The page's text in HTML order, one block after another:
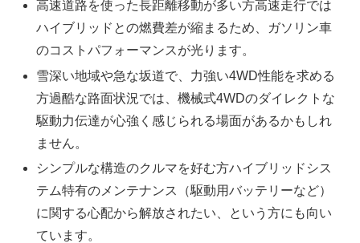
高速道路を使った長距離移動が多い方高速走行では
ハイブリッドとの燃費差が縮まるため、ガソリン車
のコストパフォーマンスが光ります。
雪深い地域や急な坂道で、力強い4WD性能を求める
方過酷な路面状況では、機械式4WDのダイレクトな
駆動力伝達が心強く感じられる場面があるかもしれ
ません。
シンプルな構造のクルマを好む方ハイブリッドシス
テム特有のメンテナンス（駆動用バッテリーなど）
に関する心配から解放されたい、という方にも向い
ています。